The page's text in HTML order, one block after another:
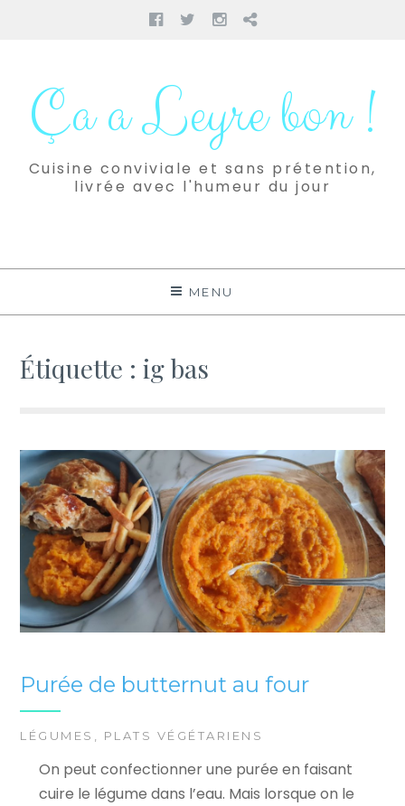
Facebook
TwitterInstagram
Pinterest
contenuÇa a Leyre bon !
Cuisine conviviale et sans prétention,
livrée avec l'humeur du jour
MENU
Étiquette :ig bas
Purée de butternut au four
LÉGUMES , PLATS VÉGÉTARIENS
On peut confectionner une purée en faisant
cuire le légume dans l’eau. Mais lorsque on le